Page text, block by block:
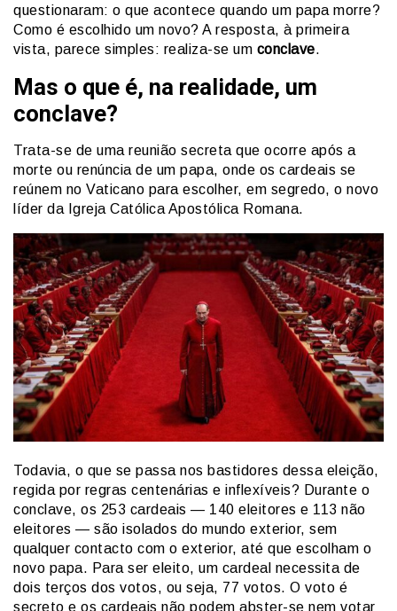
questionaram: o que acontece quando um papa morre?
Como é escolhido um novo? A resposta, à primeira
vista, parece simples: realiza-se um conclave.
Mas o que é, na realidade, um
conclave?
Trata-se de uma reunião secreta que ocorre após a
morte ou renúncia de um papa, onde os cardeais se
reúnem no Vaticano para escolher, em segredo, o novo
líder da Igreja Católica Apostólica Romana.
Todavia, o que se passa nos bastidores dessa eleição,
regida por regras centenárias e inflexíveis? Durante o
conclave, os 253 cardeais — 140 eleitores e 113 não
eleitores — são isolados do mundo exterior, sem
qualquer contacto com o exterior, até que escolham o
novo papa. Para ser eleito, um cardeal necessita de
dois terços dos votos, ou seja, 77 votos. O voto é
secreto e os cardeais não podem abster-se nem votar